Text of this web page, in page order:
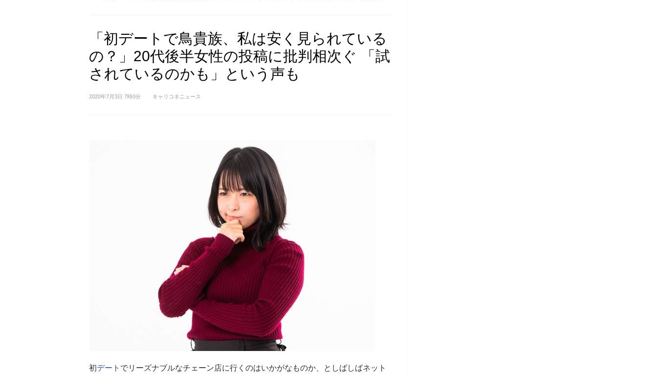
「初デートで鳥貴族、私は安く見られている
の？」20代後半女性の投稿に批判相次ぐ 「試
されているのかも」という声も
2020年7月3日 7時0分 キャリコネニュース
初デート でリーズナブルなチェーン店に行くのはいかがなものか、としばしばネット